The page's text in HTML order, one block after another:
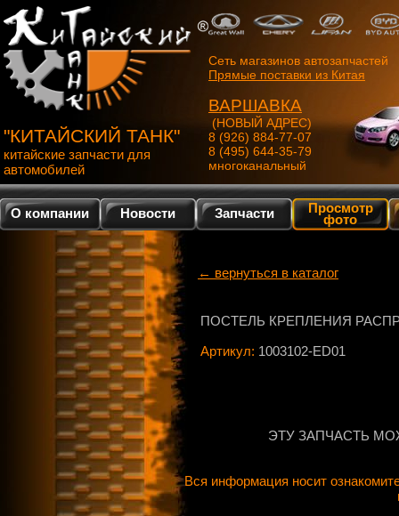
"КИТАЙСКИЙ ТАНК"
китайские запчасти для
автомобилей
Сеть магазинов автозапчастей
Прямые поставки из Китая
ВАРШАВКА
(НОВЫЙ АДРЕС)
8 (926) 884-77-07
8 (495) 644-35-79
многоканальный
О компании Новости Запчасти Просмотр
фото
← вернуться в каталог
ПОСТЕЛЬ КРЕПЛЕНИЯ
Артикул: 1003102-ED01
ЭТУ ЗАПЧАСТЬ
Вся информация носит